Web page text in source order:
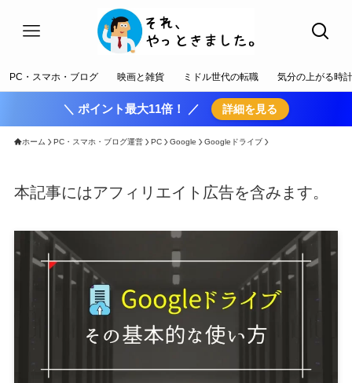
PC・スマホ・ブログ 映画と雑貨 ミドル世代の転職 気分の上がる時計
＼ ポイント最大11倍！ ／ 詳細を見る
ホーム PC・スマホ・ブログ運営 PC Google Googleドライブ
本記事にはアフィリエイト広告を含みます。